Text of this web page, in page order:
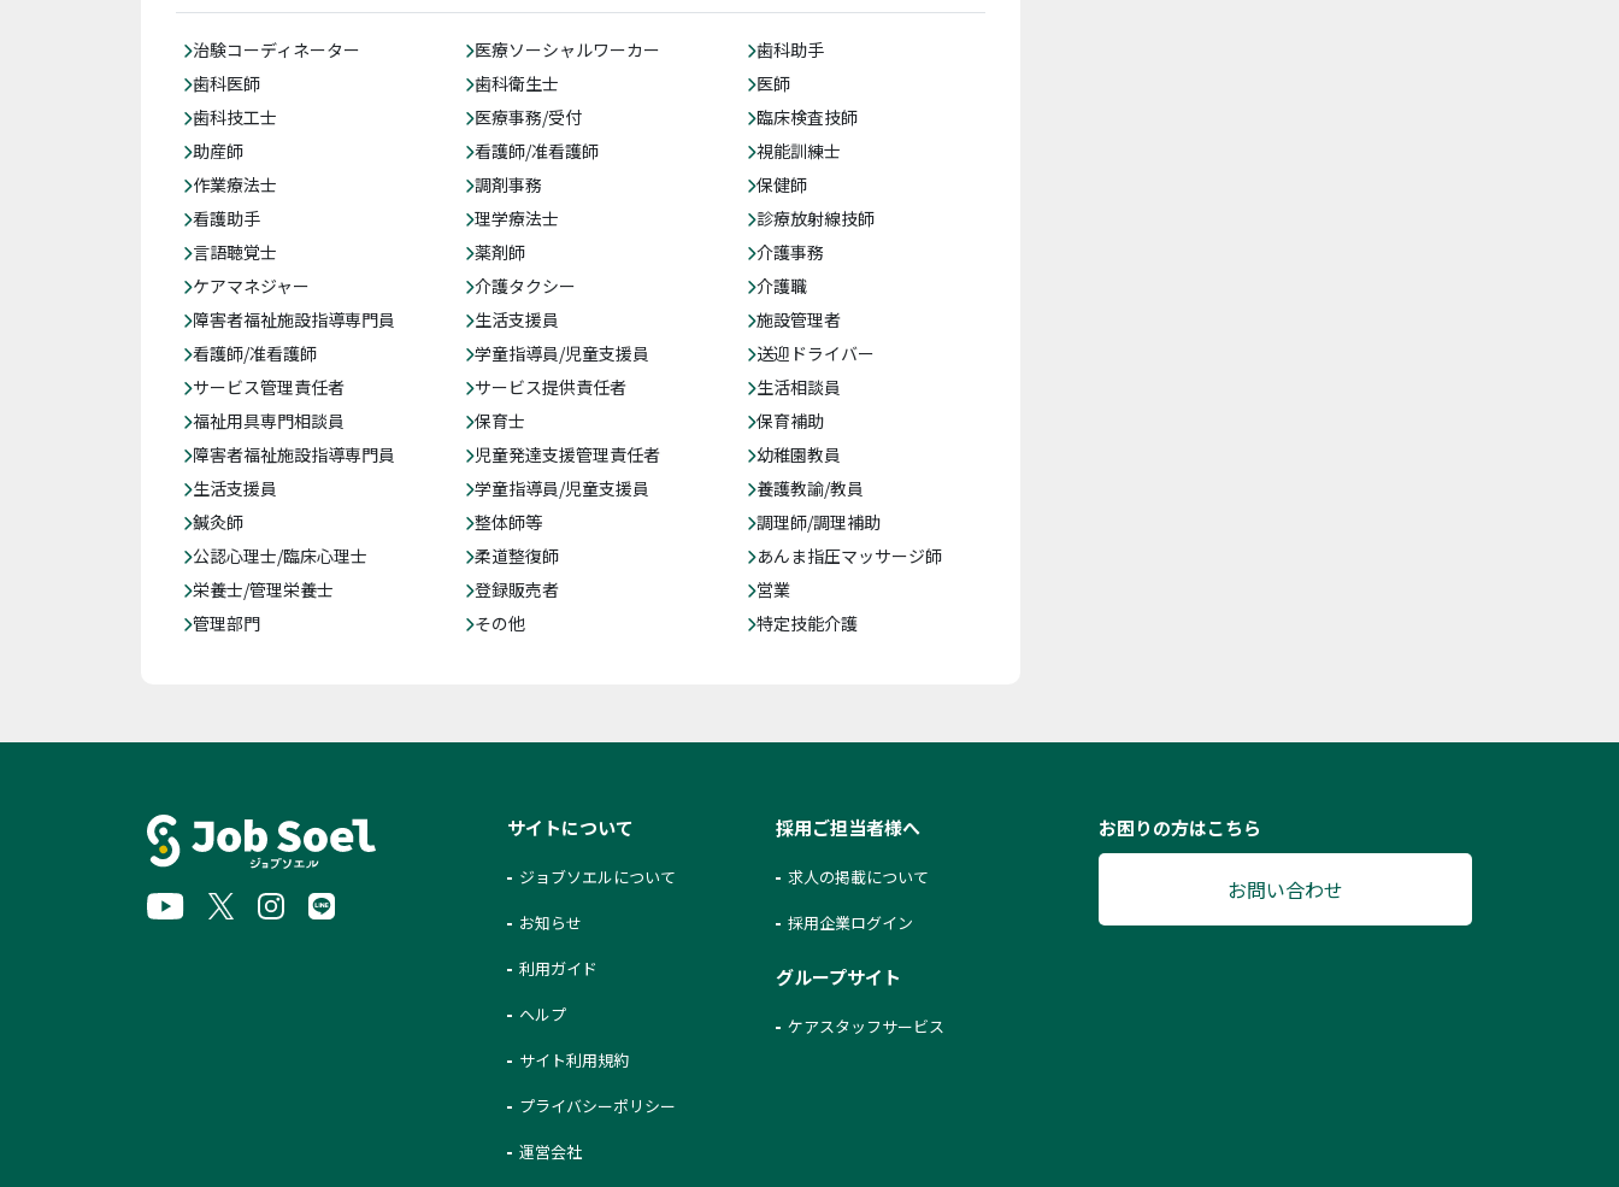
治験コーディネーター 医療ソーシャルワーカー
歯科助手
歯科医師
歯科衛生士
医師
歯科技工士
医療事務/受付
臨床検査技師
助産師
看護師/准看護師
視能訓練士
作業療法士
調剤事務
保健師
看護助手
理学療法士
診療放射線技師
言語聴覚士
薬剤師
介護事務
ケアマネジャー
介護タクシー
介護職
障害者福祉施設指導専門員
生活支援員
施設管理者
看護師/准看護師
学童指導員/児童支援員
送迎ドライバー
サービス管理責任者
サービス提供責任者
生活相談員
福祉用具専門相談員
保育士
保育補助
障害者福祉施設指導専門員
児童発達支援管理責任者
幼稚園教員
生活支援員
学童指導員/児童支援員
養護教諭/教員
鍼灸師
整体師等
調理師/調理補助
公認心理士/臨床心理士
柔道整復師
あんま指圧マッサージ師
栄養士/管理栄養士
登録販売者
営業
管理部門
その他 特定技能介護
サイトについて
ジョブソエルについて
お知らせ
利用ガイド
ヘルプ
サイト利用規約
プライバシーポリシー
運営会社
採用ご担当者様へ
求人の掲載について
採用企業ログイン
グループサイト
ケアスタッフサービス
お困りの方はこちら
お問い合わせ